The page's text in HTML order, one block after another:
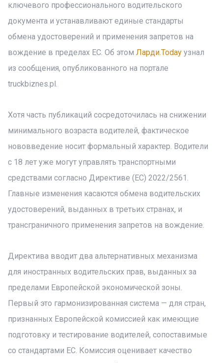
ключевого профессионального водительского
документа и устанавливают единые стандарты
обмена удостоверений и применения запретов на
вождение в пределах ЕС. Об этом Ларди.Today узнал
из сообщения, опубликованного на портале
truckbiznes.pl.
Хотя часть публикаций сосредоточилась на снижении
минимального возраста водителей, фактическое
нововведение носит формальный характер. Водители
с 18 лет уже могут управлять транспортными
средствами согласно Директиве (ЕС) 2022/2561.
Главные изменения касаются обмена водительских
удостоверений, выданных в третьих странах, и
трансграничного применения запретов на вождение.
Директива вводит два альтернативных механизма
для иностранных водительских прав, выданных за
пределами Европейской экономической зоны.
Первый это гармонизированная система — для стран,
признанных Европейской комиссией как имеющие
подготовку и тестирование водителей, сопоставимые
со стандартами ЕС. Комиссия оценивает качество